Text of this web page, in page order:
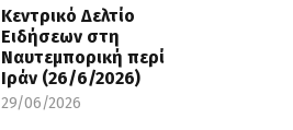
Κεντρικό Δελτίο
Ειδήσεων στη
Ναυτεμπορική περί
Iράν (26/6/2026)
29/06/2026